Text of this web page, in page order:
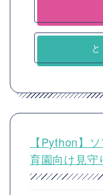
【Python】
育園向け見守